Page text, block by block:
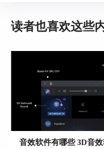
图3
读者也喜欢这些
音效软件有哪些 3D音